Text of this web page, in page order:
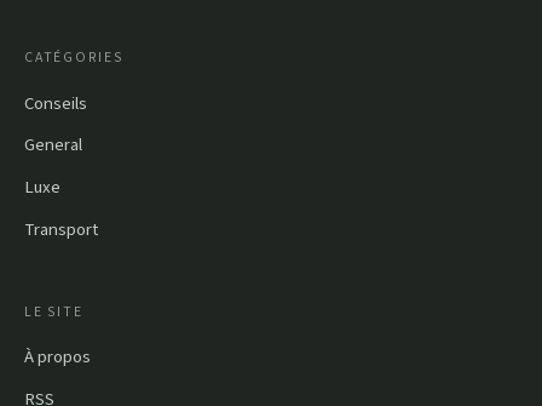
CATÉGORIES
Conseils
General
Luxe
Transport
LE SITE
À propos
RSS